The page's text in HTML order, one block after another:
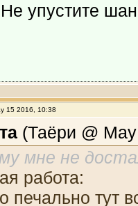
Не упустите
15 2016, 10:38
(Таёри @
мне не
работа:
печально тут